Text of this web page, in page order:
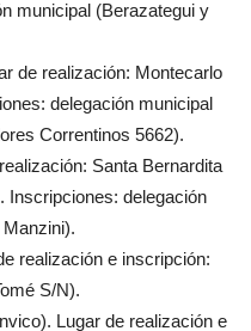
municipal (Berazategui y
de realización: Montecarlo
delegación municipal
Correntinos 5662).
Santa Bernardita
Inscripciones: delegación
realización e inscripción:
S/N).
Lugar de realización e